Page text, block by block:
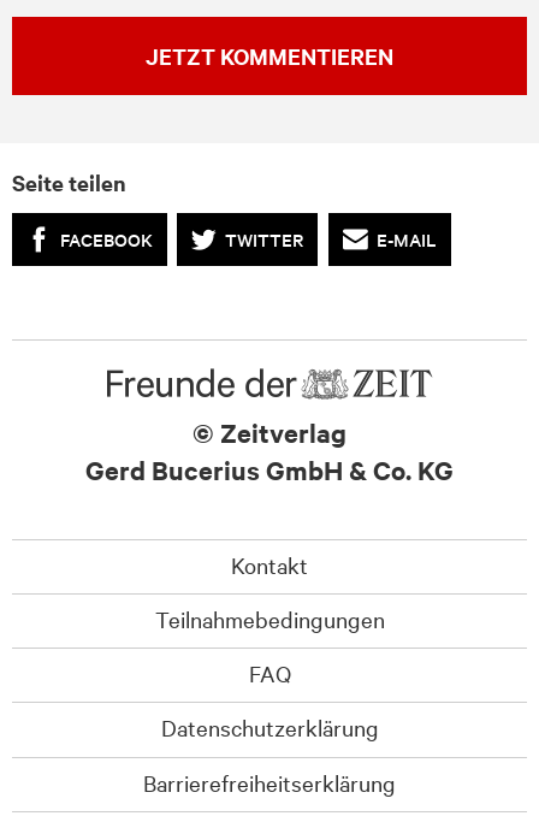
JETZT KOMMENTIEREN
Seite teilen
FACEBOOK TWITTER E-MAIL
© Zeitverlag
Gerd Bucerius GmbH & Co. KG
Kontakt
Teilnahmebedingungen
FAQ
Datenschutzerklärung
Barrierefreiheitserklärung